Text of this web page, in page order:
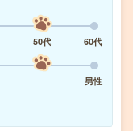
50代
60代
男性